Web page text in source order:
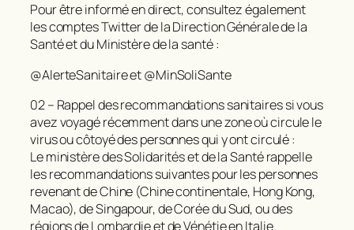
Pour être informé en direct, consultez également
les comptes Twitter de la Direction Générale de la
Santé et du Ministère de la santé :
@AlerteSanitaire et @MinSoliSante
02 – Rappel des recommandations sanitaires si vous
avez voyagé récemment dans une zone où circule le
virus ou côtoyé des personnes qui y ont circulé :
Le ministère des Solidarités et de la Santé rappelle
les recommandations suivantes pour les personnes
revenant de Chine (Chine continentale, Hong Kong,
Macao), de Singapour, de Corée du Sud, ou des
régions de Lombardie et de Vénétie en Italie.